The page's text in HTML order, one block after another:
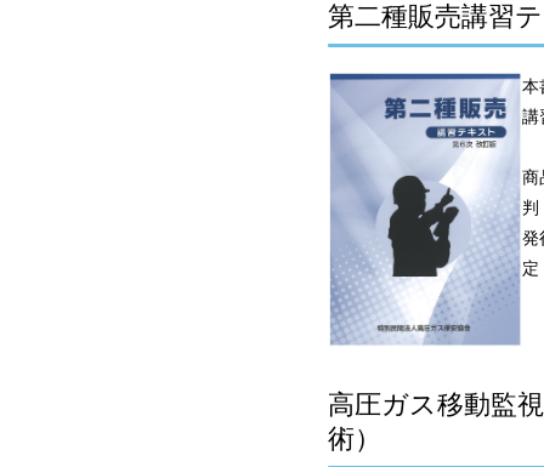
第二種販売講習
本
講
商
発
高圧ガス移動監
術）